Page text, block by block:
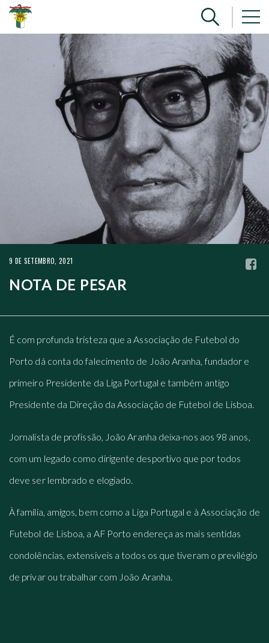
9 DE SETEMBRO, 2021
NOTA DE PESAR
É com profunda tristeza que a Associação de Futebol do
Porto dá conta do falecimento de João Aranha, fundador e
primeiro Presidente da Liga Portugal e também antigo
Presidente da Direção da Associação de Futebol de Lisboa.
Jornalista de profissão, João Aranha deixa-nos aos 98 anos,
com um legado como dirigente desportivo que por todos
deve ser lembrado e elogiado.
À família, amigos, bem como a Liga Portugal e à Associação de
Futebol de Lisboa, a AF Porto endereça as mais sentidas
condolências, extensiveis a todos os que tiveram o previlégio
de privar ou trabalhar com João Aranha.